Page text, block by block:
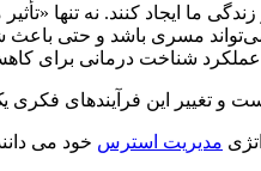
ما ایجاد کنند. نه تنها
مسری باشد و حتی باعث
عملکرد شناخت درمانی برای
و تغییر این فرآیندهای
مدیریت استرس خود می